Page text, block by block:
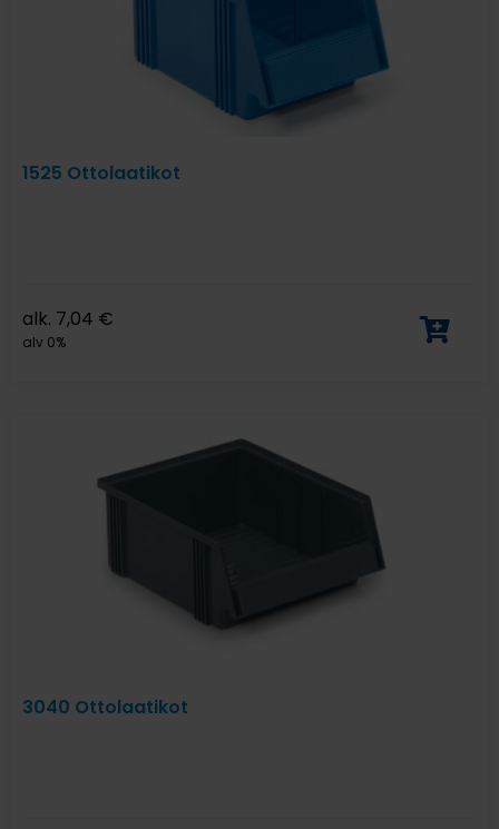
1525 Ottolaatikot
alk. 7,04 €
alv 0%
3040 Ottolaatikot